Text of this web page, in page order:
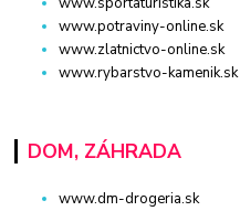
www.potraviny-online.sk
www.zlatnictvo-online.sk
www.rybarstvo-kamenik.sk
DOM, ZÁHRADA
www.dm-drogeria.sk